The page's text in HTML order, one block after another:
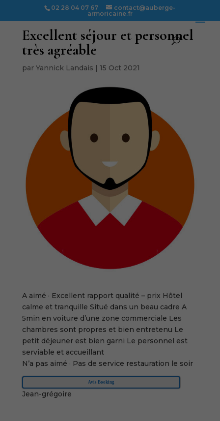
02 28 04 07 67
contact@auberge-
armoricaine.fr
Excellent séjour et personnel
très agréable
par Yannick Landais | 15 Oct 2021
A aimé · Excellent rapport qualité – prix Hôtel
calme et tranquille Situé dans un beau cadre A
5min en voiture d’une zone commerciale Les
chambres sont propres et bien entretenu Le
petit déjeuner est bien garni Le personnel est
serviable et accueillant
N’a pas aimé · Pas de service restauration le soir
Avis Booking
Jean-grégoire